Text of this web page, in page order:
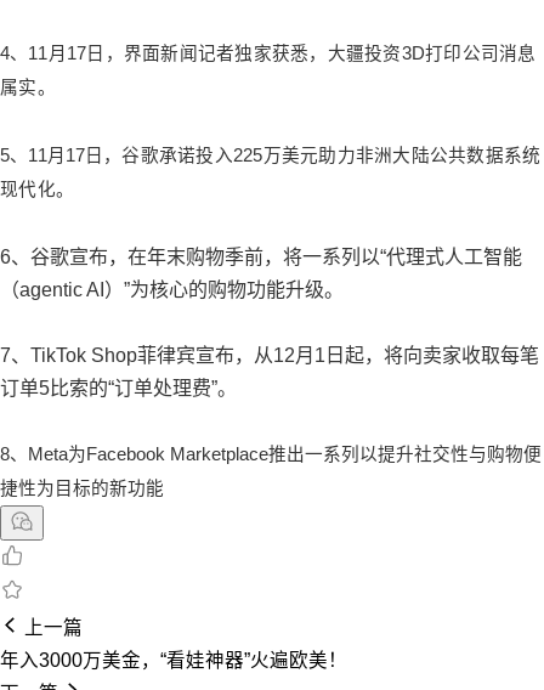
4、 11月17日，界面新闻记者独家获悉，大疆投资3D打印公司消息
属实。
5、11月17日 ，谷歌承诺投入225万美元助力非洲大陆公共数据系统
现代化。
6、谷歌宣布，在年末购物季前，将一系列以“代理式人工智能
（agentic AI）”为核心的购物功能升级。
7、TikTok Shop菲律宾宣布，从12月1日起，将向卖家收取每笔
订单5比索的“订单处理费”。
8、Meta为Facebook Marketplace推出一系列以提升社交性与购物便
捷性为目标的新功能
上一篇
年入3000万美金，“看娃神器”火遍欧美！